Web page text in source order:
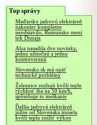
Top správy
Maďarsko jadrovú elektráreň
nakoniec kompletne
neodstavilo, Rumunsko mení
tok Dunaja
Alza nasadila dve novinky,
jednu užitočnú a jednu
kontroverznú
Slovensko.sk má opäť
technické problémy
Železnice znižujú kvôli teplu
rýchlosť iba na 50 km/h,
spôsobuje to meškanie
Ďalšia jadrová elektráreň
južne od Slovenska musela
kvôli teplu znížiť výkon